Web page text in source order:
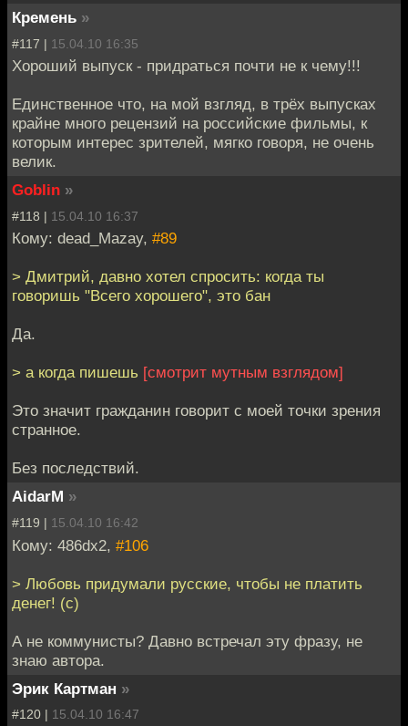
Кремень »
#117 | 15.04.10 16:35
Хороший выпуск - придраться почти не к чему!!!
Единственное что, на мой взгляд, в трёх выпусках
крайне много рецензий на российские фильмы, к
которым интерес зрителей, мягко говоря, не очень
велик.
Goblin »
#118 | 15.04.10 16:37
Кому: dead_Mazay, #89
> Дмитрий, давно хотел спросить: когда ты
говоришь "Всего хорошего", это бан
Да.
> а когда пишешь [смотрит мутным взглядом]
Это значит гражданин говорит с моей точки зрения
странное.
Без последствий.
AidarM »
#119 | 15.04.10 16:42
Кому: 486dx2, #106
> Любовь придумали русские, чтобы не платить
денег! (с)
А не коммунисты? Давно встречал эту фразу, не
знаю автора.
Эрик Картман »
#120 | 15.04.10 16:47